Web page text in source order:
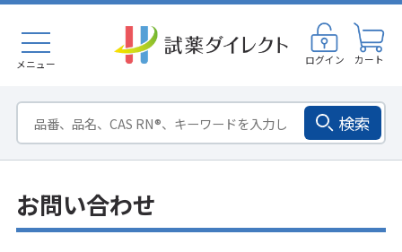
メニュー ログイン カート
検索
お問い合わせ